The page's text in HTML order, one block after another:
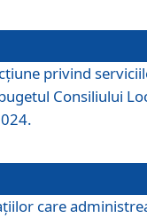
privind
Consiliului
care